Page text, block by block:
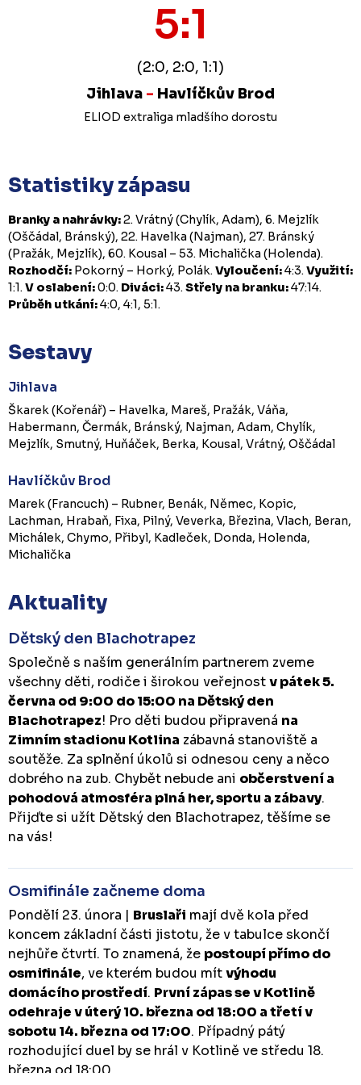
5:1
(2:0, 2:0, 1:1)
Jihlava - Havlíčkův Brod
ELIOD extraliga mladšího dorostu
Statistiky zápasu
Branky a nahrávky:2. Vrátný (Chylík, Adam), 6. Mejzlík
(Oščádal, Bránský), 22. Havelka (Najman), 27. Bránský
(Pražák, Mejzlík), 60. Kousal – 53. Michalička (Holenda).
Rozhodčí: Pokorný – Horký, Polák.Vyloučení:4:3.Využití:
1:1.V oslabení:0:0. Diváci:43.Střely na branku:47:14.
Průběh utkání:4:0, 4:1, 5:1.
Sestavy
Jihlava
Škarek (Kořenář) – Havelka, Mareš, Pražák, Váňa,
Habermann, Čermák, Bránský, Najman, Adam, Chylík,
Mejzlík, Smutný, Huňáček, Berka, Kousal, Vrátný, Oščádal
Havlíčkův Brod
Marek (Francuch) – Rubner, Benák, Němec, Kopic,
Lachman, Hrabaň, Fixa, Pilný, Veverka, Březina, Vlach, Beran,
Michálek, Chymo, Přibyl, Kadleček, Donda, Holenda,
Michalička
Aktuality
Dětský den Blachotrapez
Společně s naším generálním partnerem zveme
všechny děti, rodiče i širokou veřejnostv pátek 5.
června od 9:00 do 15:00 na Dětský den
Blachotrapez! Pro děti budou připravená na
Zimním stadionu Kotlina zábavná stanoviště a
soutěže. Za splnění úkolů si odnesou ceny a něco
dobrého na zub. Chybět nebude ani občerstvení a
pohodová atmosféra plná her, sportu a zábavy.
Přijďte si užít Dětský den Blachotrapez, těšíme se
na vás!
Osmifinále začneme doma
Pondělí 23. února | Bruslaři mají dvě kola před
koncem základní části jistotu, že v tabulce skončí
nejhůře čtvrtí. To znamená, že postoupí přímo do
osmifinále, ve kterém budou mítvýhodu
domácího prostředí. První zápas se v Kotlině
odehraje v úterý 10. března od 18:00 a třetí v
sobotu 14. března od 17:00. Případný pátý
rozhodující duel by se hrál v Kotlině ve středu 18.
března od 18:00.